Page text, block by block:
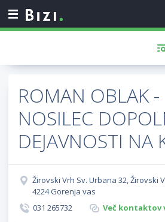
ROMAN OBLAK -
NOSILEC
DEJAVNOSTI NA
Žirovski Vrh Sv. Urbana 32, Žirovski
4224 Gorenja vas
031 265732
Več kontaktov